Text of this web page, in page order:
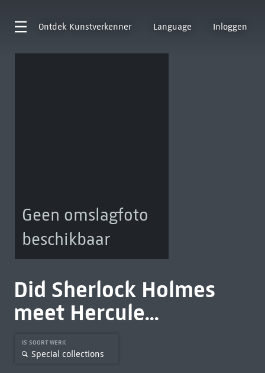
Ontdek Kunstverkenner Language Inloggen
Geen omslagfoto
beschikbaar
Did Sherlock Holmes
meet Hercule...
IS SOORT WERK
Special collections